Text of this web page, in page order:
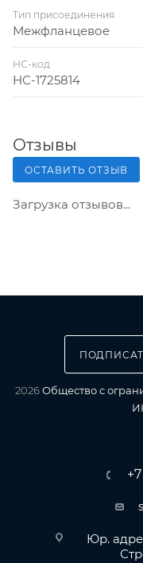
Тип присоединения
Межфланцевое
НС-код
НС-1725814
Отзывы
ОСТАВИТЬ ОТЗЫВ
Загрузка отзывов...
2026Общество с
Юр.